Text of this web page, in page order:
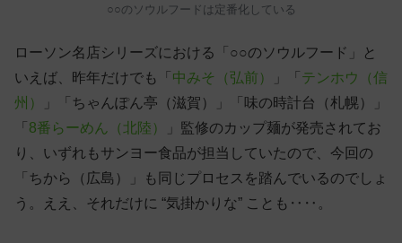
○○のソウルフードは定番化している
ローソン名店シリーズにおける「○○のソウルフード」と
いえば、昨年だけでも「 中みそ（弘前） 」「 テンホウ（信
州）
」「ちゃんぽん亭（滋賀）」「味の時計台（札幌）」
「 8番らーめん（北陸）
」監修のカップ麺が発売されてお
り、いずれもサンヨー食品が担当していたので、今回の
「ちから（広島）」も同じプロセスを踏んでいるのでしょ
う。ええ、それだけに “気掛かりな” ことも‥‥。